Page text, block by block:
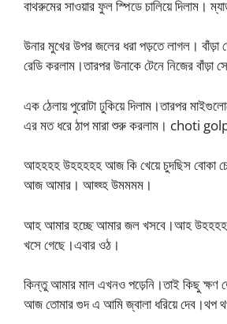
বাথরুমের সাওয়ার ফুল স্পিডে চালিয়ে দিলাম।
উনার মুখের উপর জলের ধরা পড়তে লাগল। বাঁড়া
রেডি করলাম।তারপর উনাকে টেনে নিজের বাঁড়া
এক ঠেলায় পুরোটা ঢুকিয়ে দিলাম।তারপর
এর মত ধরে ঠাপ মারা শুরু করলাম। choti
আহহহহ উহহহহহ আজ কি খেয়ে চুদছিস বোকা
আজ আমার। আহ্হ্হ উমমমম।
আহ আমার হচ্ছে আমার জল খসবে।আহ
খসে গেছে।এবার ওঠ।
কিন্তু আমার মাল এখনও পড়েনি।তাই কিছু ক্ষণ
আজ তোমার গুদ এ আমি জ্বালা ধরিয়ে দেব।থপ